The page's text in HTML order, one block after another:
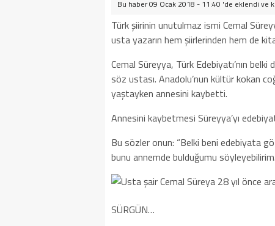
Bu haber 09 Ocak 2018 - 11:40 'de eklendi ve
Türk şiirinin unutulmaz ismi Cemal
usta yazarın hem şiirlerinden hem de
Cemal Süreyya, Türk Edebiyatı’nın
söz ustası. Anadolu’nun kültür kokan
yaştayken annesini kaybetti.
Annesini kaybetmesi Süreyya’yı
Bu sözler onun: “Belki beni edebiyata
bunu annemde bulduğumu
SÜRGÜN…